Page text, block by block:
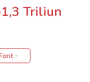
Triliun
-